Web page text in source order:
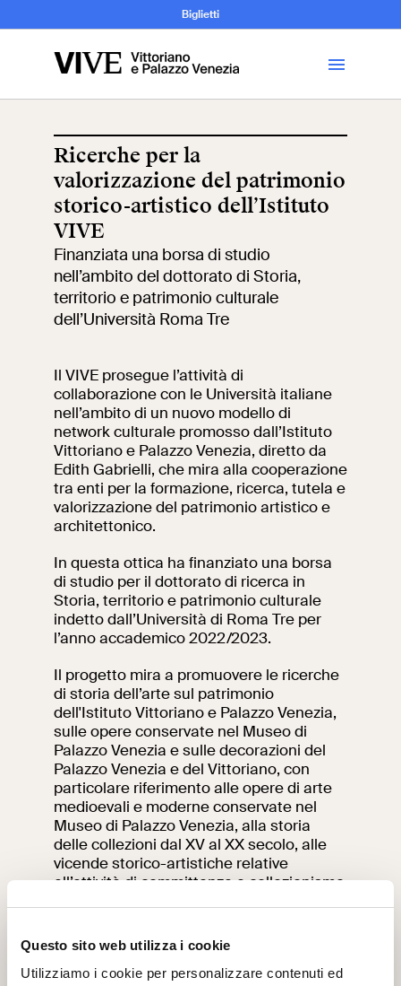
Questo sito web utilizza i cookie
Utilizziamo i cookie per personalizzare contenuti ed
Visita
News
Scuole
Ricerca
Mostre ed eventi
Incontriamoci al
Collegio Romano
Al centro di Roma
Video
Opere
del VIVE
Biglietti
Ricerche per la
valorizzazione del patrimonio
storico-artistico dell’Istituto
VIVE
Finanziata una borsa di studio
nell’ambito del dottorato di Storia,
territorio e patrimonio culturale
dell’Università Roma Tre
Il VIVE prosegue l’attività di
collaborazione con le Università italiane
nell’ambito di un nuovo modello di
network culturale promosso dall’Istituto
Vittoriano e Palazzo Venezia, diretto da
Edith Gabrielli, che mira alla cooperazione
tra enti per la formazione, ricerca, tutela e
valorizzazione del patrimonio artistico e
architettonico.
In questa ottica ha finanziato una borsa
di studio per il dottorato di ricerca in
Storia, territorio e patrimonio culturale
indetto dall’Università di Roma Tre per
l’anno accademico 2022/2023.
Il progetto mira a promuovere le ricerche
di storia dell’arte sul patrimonio
dell'Istituto Vittoriano e Palazzo Venezia,
sulle opere conservate nel Museo di
Palazzo Venezia e sulle decorazioni del
Palazzo Venezia e del Vittoriano, con
particolare riferimento alle opere di arte
medioevali e moderne conservate nel
Museo di Palazzo Venezia, alla storia
delle collezioni dal XV al XX secolo, alle
vicende storico-artistiche relative
all’attività di committenza e collezionismo
passati, alla decorazione del Monumento